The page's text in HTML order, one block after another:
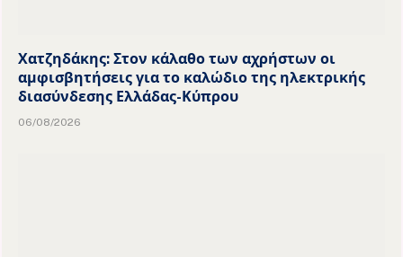
Χατζηδάκης: Στον κάλαθο των αχρήστων οι
αμφισβητήσεις για το καλώδιο της ηλεκτρικής
διασύνδεσης Ελλάδας-Κύπρου
06/08/2026